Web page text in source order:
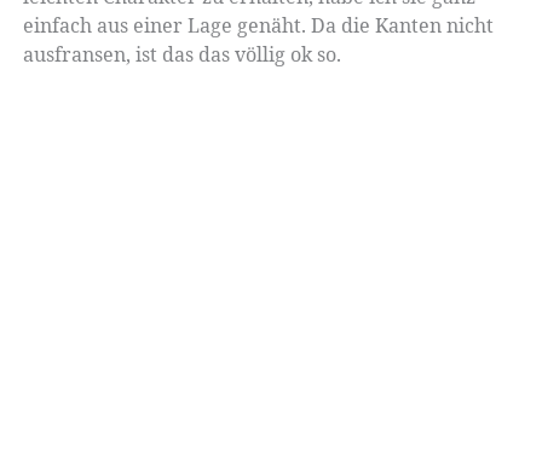
einfach aus einer Lage genäht. Da die Kanten nicht
ausfransen, ist das das völlig ok so.